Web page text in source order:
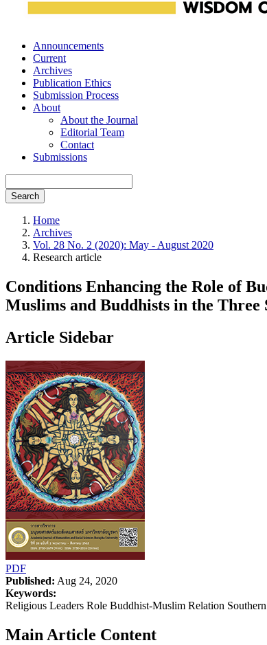
Announcements
Current
Archives
Publication Ethics
Submission Process
About
About the Journal
Editorial Team
Contact
Submissions
Search
Home
Archives
Vol. 28 No. 2 (2020): May - August 2020
Research article
Conditions Enhancing the Role of
Muslims and Buddhists in the
Article Sidebar
PDF
Published: Aug 24, 2020
Keywords:
Religious Leaders Role Buddhist-Muslim Relation
Main Article Content